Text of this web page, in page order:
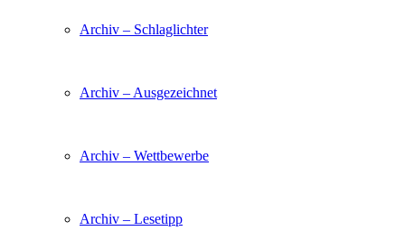
Archiv – Schlaglichter
Archiv – Ausgezeichnet
Archiv – Wettbewerbe
Archiv – Lesetipp